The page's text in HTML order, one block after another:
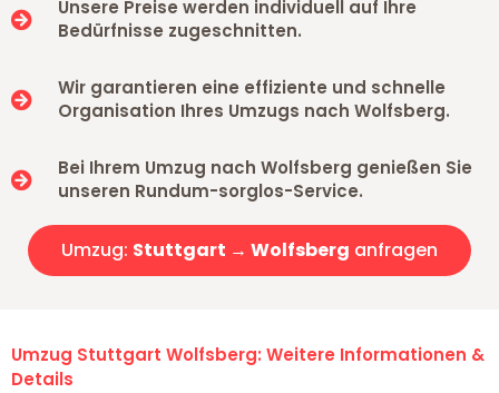
Unsere Preise werden individuell auf Ihre
Bedürfnisse zugeschnitten.
Wir garantieren eine effiziente und schnelle
Organisation Ihres Umzugs nach Wolfsberg.
Bei Ihrem Umzug nach Wolfsberg genießen Sie
unseren Rundum-sorglos-Service.
Umzug: Stuttgart → Wolfsberg anfragen
Umzug Stuttgart Wolfsberg: Weitere Informationen &
Details